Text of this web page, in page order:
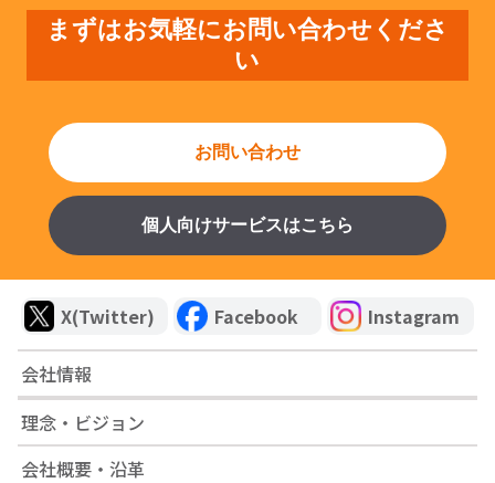
まずはお気軽にお問い合わせくださ
い
お問い合わせ
個人向けサービスはこちら
X(Twitter) Facebook Instagram
会社情報
理念・ビジョン
会社概要・沿革